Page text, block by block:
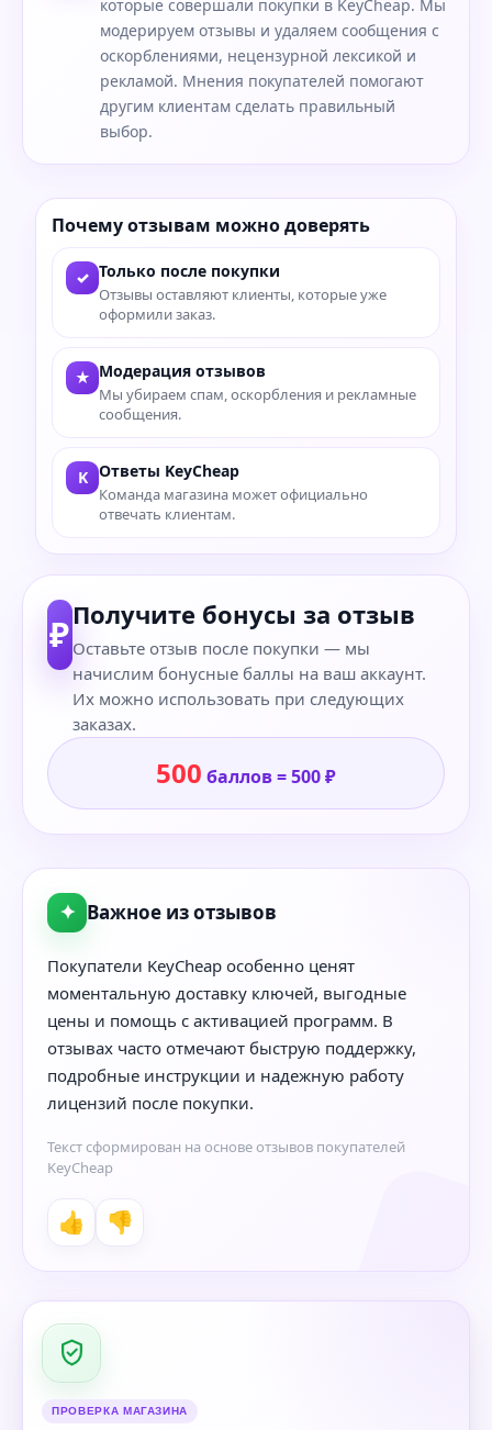
которые совершали покупки в KeyCheap. Мы
модерируем отзывы и удаляем сообщения с
оскорблениями, нецензурной лексикой и
рекламой. Мнения покупателей помогают
другим клиентам сделать правильный
выбор.
Почему отзывам можно доверять
✓ Только после покупки
Отзывы оставляют клиенты, которые уже
оформили заказ.
★ Модерация отзывов
Мы убираем спам, оскорбления и рекламные
сообщения.
K Ответы KeyCheap
Команда магазина может официально
отвечать клиентам.
₽Получите бонусы за отзыв
Оставьте отзыв после покупки — мы
начислим бонусные баллы на ваш аккаунт.
Их можно использовать при следующих
заказах.
500 баллов = 500 ₽
✦ Важное из отзывов
Покупатели KeyCheap особенно ценят
моментальную доставку ключей, выгодные
цены и помощь с активацией программ. В
отзывах часто отмечают быструю поддержку,
подробные инструкции и надежную работу
лицензий после покупки.
Текст сформирован на основе отзывов покупателей
KeyCheap
👍 👎
ПРОВЕРКА МАГАЗИНА